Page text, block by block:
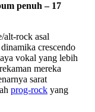
penuh – 17
alt-rock asal
crescendo
vokal yang lebih
mereka
sarat
prog-rock yang